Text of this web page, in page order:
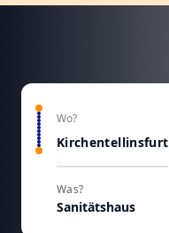
Wo?
Kirchentellinsfurt
Was?
Sanitätshaus